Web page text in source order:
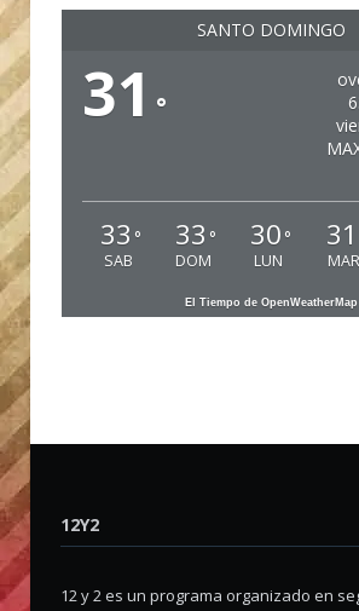
SANTO DOMINGO
31 °
33 °
SAB
33 °
DOM
30 °
LUN
31
MAR
El Tiempo de OpenWeatherMap
12Y2
12 y 2 es un programa organizado en